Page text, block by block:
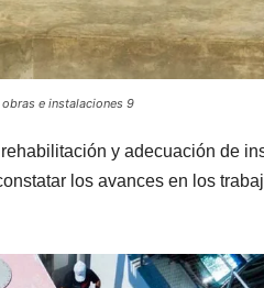
e instalaciones 9
y adecuación de
los avances en los